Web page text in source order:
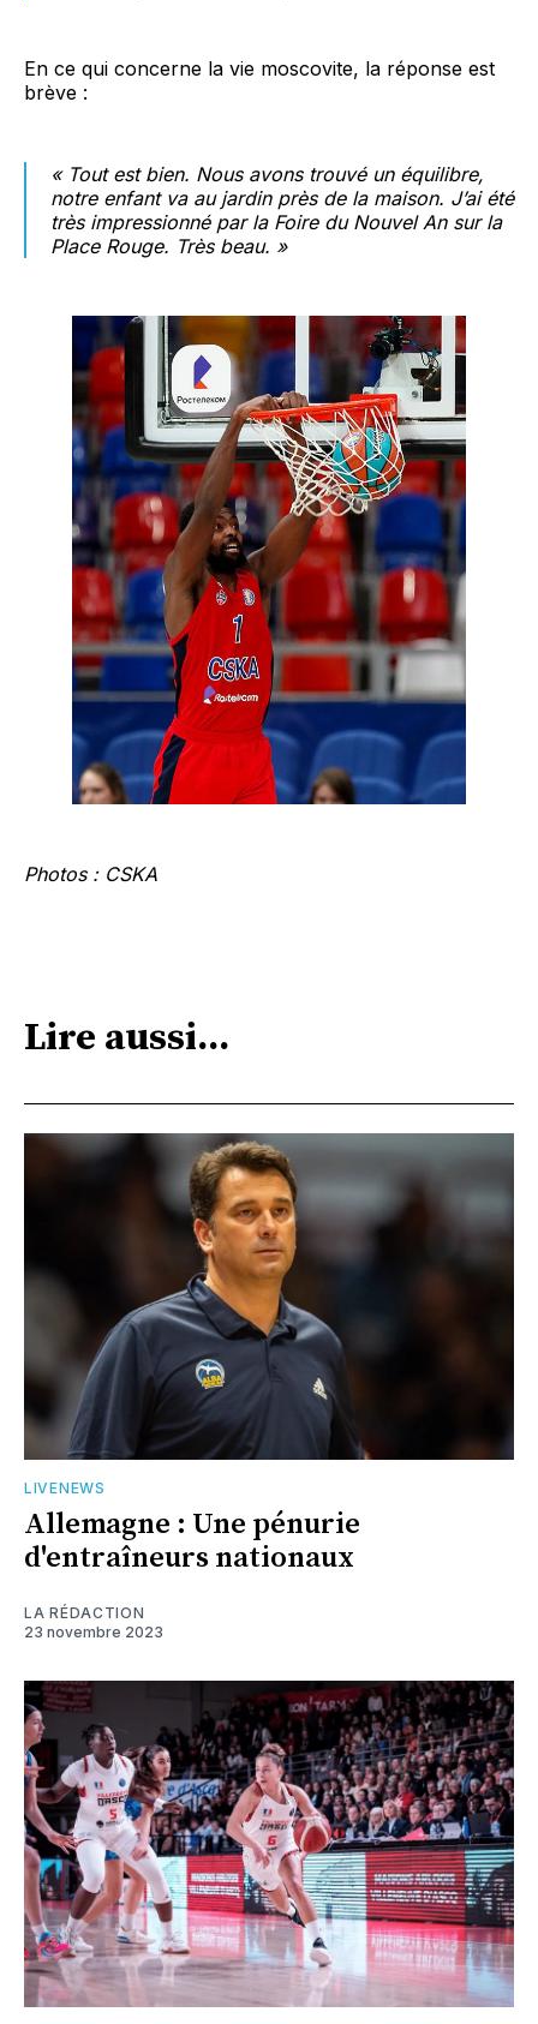
En ce qui concerne la vie moscovite, la réponse est
brève :
« Tout est bien. Nous avons trouvé un équilibre,
notre enfant va au jardin près de la maison. J’ai été
très impressionné par la Foire du Nouvel An sur la
Place Rouge. Très beau. »
Photos : CSKA
Lire aussi...
LIVENEWS
Allemagne : Une pénurie
d'entraîneurs nationaux
LA RÉDACTION
23 novembre 2023